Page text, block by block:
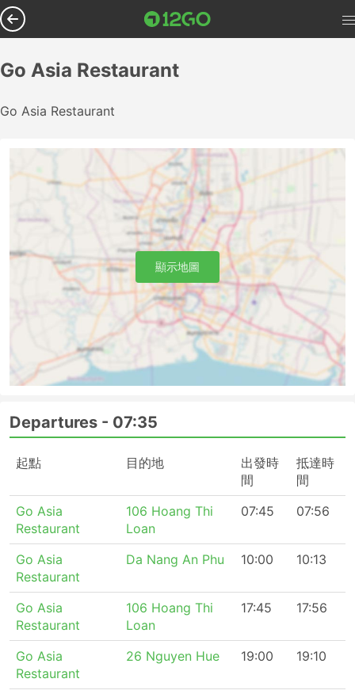
Go Asia Restaurant
Go Asia Restaurant
顯示地圖
Departures - 07:35
起點 目的地
出發時
間
抵達時
間
Go Asia
Restaurant
106 Hoang Thi
Loan
07:45 07:56
Go Asia
Restaurant
Da Nang An Phu 10:00 10:13
Go Asia
Restaurant
106 Hoang Thi
Loan
17:45 17:56
Go Asia
Restaurant
26 Nguyen Hue 19:00 19:10